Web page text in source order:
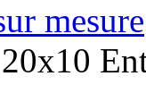
mesure